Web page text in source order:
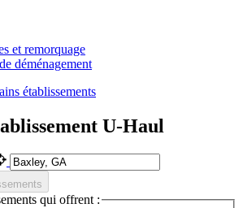
et remorquage
déménagement
établissements
U-Haul
qui offrent :